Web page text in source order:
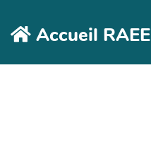
Accueil RAEE